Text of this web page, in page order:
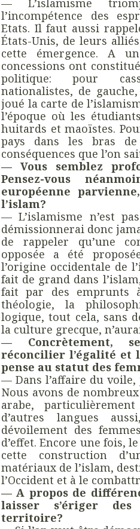
l’incompétence des
Etats. Il faut aussi
États-Unis, de leurs
cette émergence. A
concessions ont
politique: pour
nationalistes, de
joué la carte de
l’époque où les
huitards et maoïstes.
pays dans les bras de
conséquences que l’on
— Vous semblez
Pensez-vous
européenne
l’islam?
— L’islamisme n’est
démissionnerai donc
de rappeler qu’une
opposée a été
l’origine occidentale de
fait de grand dans
fait par des emprunts
théologie, la
logique, tout cela, sans
la culture grecque,
— Concrètement,
réconcilier l’égalité et
pense au statut des
— Dans l’affaire du
Nous avons de
arabe,
d’autres langues
dévoilement des
d’effet. Encore une fois,
cette construction
matériaux de l’islam,
l’Occident et à le
— A propos de
laisser s’ériger
territoire?